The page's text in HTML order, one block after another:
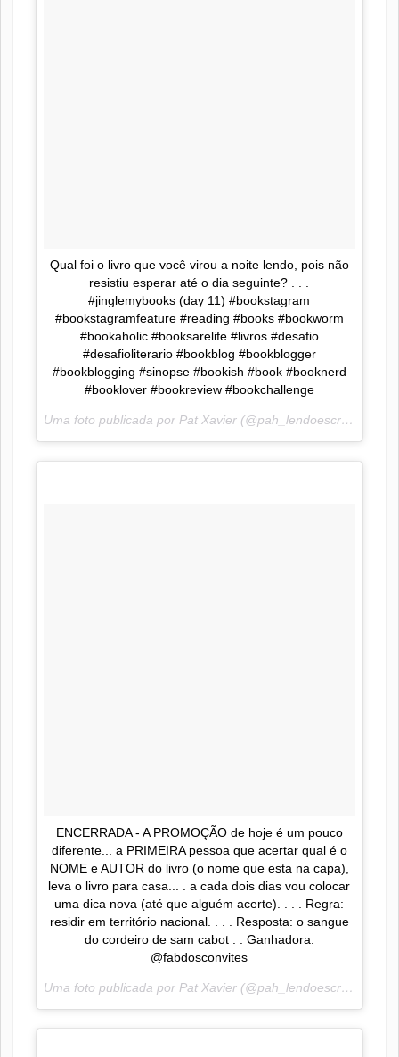
Qual foi o livro que você virou a noite lendo, pois não
resistiu esperar até o dia seguinte? . . .
#jinglemybooks (day 11) #bookstagram
#bookstagramfeature #reading #books #bookworm
#bookaholic #booksarelife #livros #desafio
#desafioliterario #bookblog #bookblogger
#bookblogging #sinopse #bookish #book #booknerd
#booklover #bookreview #bookchallenge
Uma foto publicada por Pat Xavier (@pah_lendoescrevendo) em
ENCERRADA - A PROMOÇÃO de hoje é um pouco
diferente... a PRIMEIRA pessoa que acertar qual é o
NOME e AUTOR do livro (o nome que esta na capa),
leva o livro para casa... . a cada dois dias vou colocar
uma dica nova (até que alguém acerte). . . . Regra:
residir em território nacional. . . . Resposta: o sangue
do cordeiro de sam cabot . . Ganhadora:
@fabdosconvites
Uma foto publicada por Pat Xavier (@pah_lendoescrevendo) em